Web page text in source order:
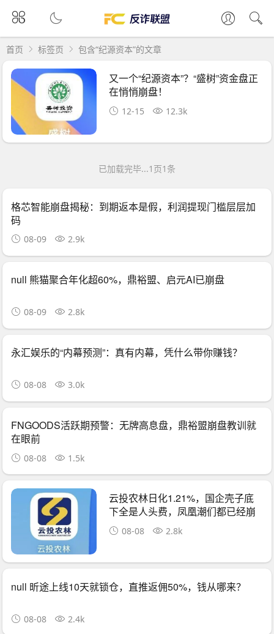
首页 标签页 包含“纪源资本”的文章
又一个“纪源资本”？“盛树”资金盘正
在悄悄崩盘！
12-15 12.3k
已加载完毕...1页1条
格芯智能崩盘揭秘：到期返本是假，利润提现门槛层层加
码
08-09 2.9k
null 熊猫聚合年化超60%，鼎裕盟、启元AI已崩盘
08-09 2.8k
永汇娱乐的“内幕预测”：真有内幕，凭什么带你赚钱？
08-08 3.0k
FNGOODS活跃期预警：无牌高息盘，鼎裕盟崩盘教训就
在眼前
08-08 1.5k
云投农林日化1.21%，国企壳子底
下全是人头费，凤凰潮们都已经崩
了 08-08 2.8k
null 昕途上线10天就锁仓，直推返佣50%，钱从哪来？
08-08 2.4k